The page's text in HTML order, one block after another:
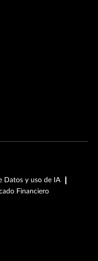
Datos y uso de IA
Financiero